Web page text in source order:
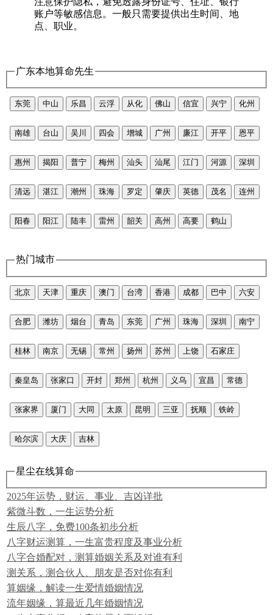
账户等敏感信息。一般只需要提供出生时间、地
点、职业。
广东本地算命先生
东莞 中山 乐昌 云浮 从化 佛山 信宜 兴宁 化州
南雄 台山 吴川 四会 增城 广州 廉江 开平 恩平
惠州 揭阳 普宁 梅州 汕头 汕尾 江门 河源 深圳
清远 湛江 潮州 珠海 罗定 肇庆 英德 茂名 连州
阳春 阳江 陆丰 雷州 韶关 高州 高要 鹤山
热门城市
北京 天津 重庆 澳门 台湾 香港 成都 巴中 六安
合肥 潍坊 烟台 青岛 东莞 广州 珠海 深圳 南宁
桂林 南京 无锡 常州 扬州 苏州 上饶 石家庄
秦皇岛 张家口 开封 郑州 杭州 义乌 宜昌 常德
张家界 厦门 大同 太原 昆明 三亚 抚顺 铁岭
哈尔滨 大庆 吉林
星尘在线算命
2025年运势，财运、事业、吉凶详批
紫微斗数，一生运势分析
生辰八字，免费100条初步分析
八字财运测算，一生富贵程度及事业分析
八字合婚配对，测算婚姻关系及对谁有利
测关系，测合伙人、朋友是否对你有利
算姻缘，解读一生爱情婚姻情况
流年姻缘，算最近几年婚姻情况